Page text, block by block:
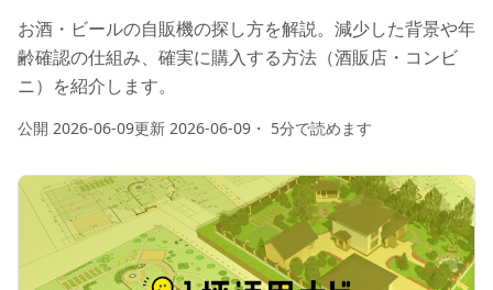
お酒・ビールの自販機の探し方を解説。減少した背景や年
齢確認の仕組み、確実に購入する方法（酒販店・コンビ
ニ）を紹介します。
公開 2026-06-09更新 2026-06-09 ・ 5分で読めます